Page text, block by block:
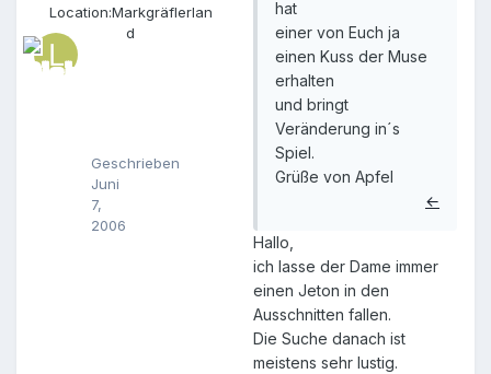
t
Geschrieben
Juni
7,
2006
Location:Markgräflerlan
d
hat
einer von Euch ja
einen Kuss der Muse
erhalten
und bringt
Veränderung in´s
Spiel.
Grüße von Apfel
←
Hallo,
ich lasse der Dame immer
einen Jeton in den
Ausschnitten fallen.
Die Suche danach ist
meistens sehr lustig.